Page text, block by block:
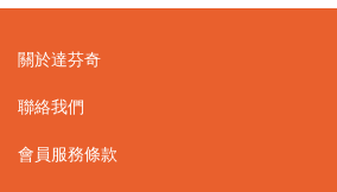
關於達芬奇
聯絡我們
會員服務條款